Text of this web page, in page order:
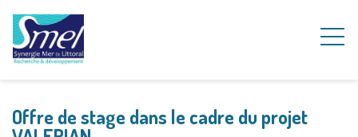
Offre de stage dans le cadre du projet